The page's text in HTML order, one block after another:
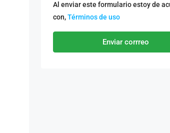
Al enviar este formulario estoy de
con,Términos de uso
Enviar corrreo